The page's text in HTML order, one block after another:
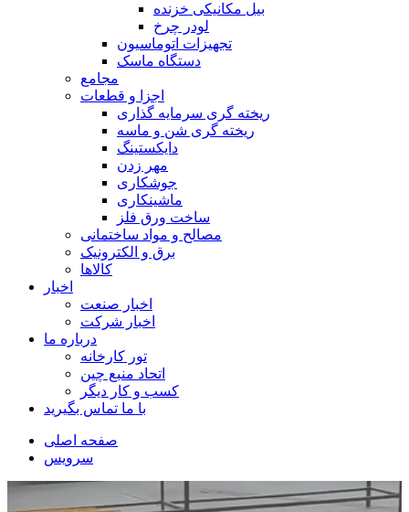
بیل مکانیکی خزنده
لودر چرخ
تجهیزات اتوماسیون
دستگاه ماسک
مجامع
اجزا و قطعات
ریخته گری سرمایه گذاری
ریخته گری شن و ماسه
دایکستینگ
مهر زدن
جوشکاری
ماشینکاری
ساخت ورق فلز
مصالح و مواد ساختمانی
برق و الکترونیک
کالاها
اخبار
اخبار صنعت
اخبار شرکت
درباره ما
تور کارخانه
اتحاد منبع چین
کسب و کار دیگر
با ما تماس بگیرید
صفحه اصلی
سرویس